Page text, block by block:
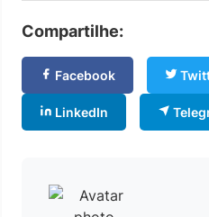
Compartilhe:
Facebook
LinkedIn